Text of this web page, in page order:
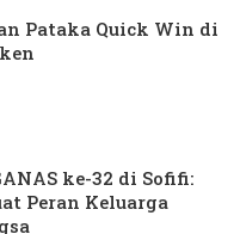
Pataka Quick Win di
ke-32 di Sofifi:
Peran Keluarga